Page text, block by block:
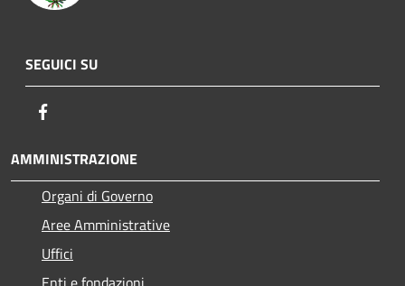
SEGUICI SU
AMMINISTRAZIONE
Organi di Governo
Aree Amministrative
Uffici